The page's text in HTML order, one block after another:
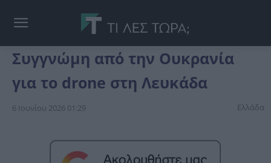
Συγγνώμη από την Ουκρανία
για το drone στη Λευκάδα
6 Ιουνίου 2026 01:29 Ελλάδα